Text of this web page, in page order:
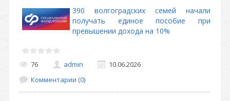
390 волгоградских семей начали
получать единое пособие при
превышении дохода на 10%
76 admin
10.06.2026
Комментарии (0)